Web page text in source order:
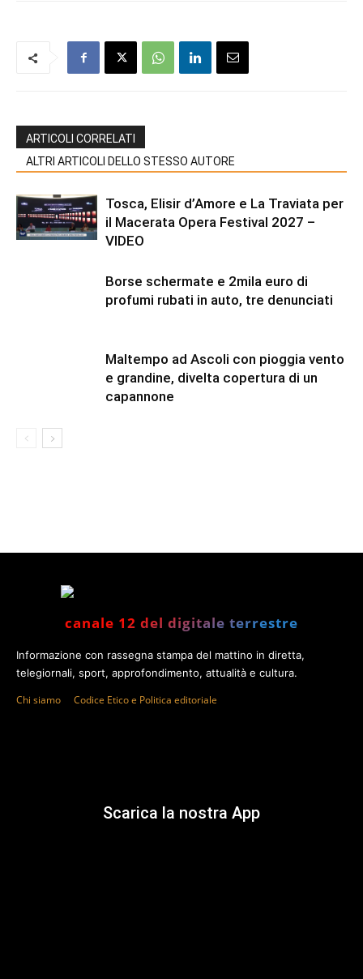
ARTICOLI CORRELATI
ALTRI ARTICOLI DELLO STESSO AUTORE
Tosca, Elisir d’Amore e La Traviata per
il Macerata Opera Festival 2027 –
VIDEO
Borse schermate e 2mila euro di
profumi rubati in auto, tre denunciati
Maltempo ad Ascoli con pioggia vento
e grandine, divelta copertura di un
capannone
canale 12 del digitale terrestre
Informazione con rassegna stampa del mattino in diretta,
telegiornali, sport, approfondimento, attualità e cultura.
Chi siamo Codice Etico e Politica editoriale
Scarica la nostra App